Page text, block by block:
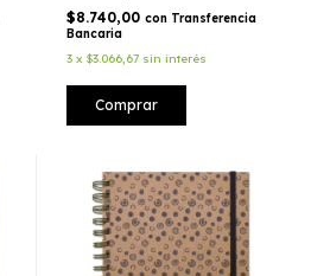
$8.740,00 con Transferencia
Bancaria
3 x $3.066,67 sin interés
Comprar